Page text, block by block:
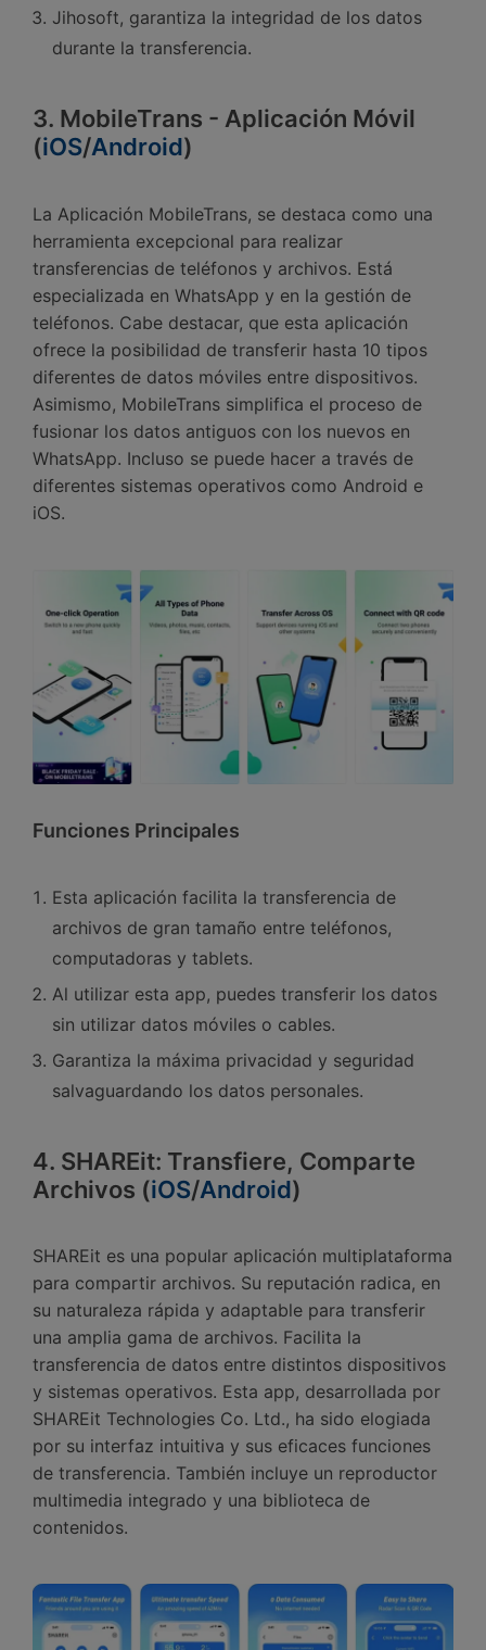
Jihosoft, garantiza la integridad de los datos
durante la transferencia.󠀲󠀡󠀤󠀥󠀠󠀤󠀢󠀣󠀠󠀳
3. MobileTrans - Aplicación Móvil
(iOS/Android)
La Aplicación MobileTrans, se destaca como una
herramienta excepcional para realizar
transferencias de teléfonos y archivos.󠀲󠀡󠀤󠀥󠀠󠀤󠀢󠀣󠀢󠀳 Está
especializada en WhatsApp y en la gestión de
teléfonos.󠀲󠀡󠀤󠀥󠀠󠀤󠀢󠀣󠀣󠀳 Cabe destacar, que esta aplicación
ofrece la posibilidad de transferir hasta 10 tipos
diferentes de datos móviles entre dispositivos.󠀲󠀡󠀤󠀥󠀠󠀤󠀢󠀣󠀤󠀳󠀰
Asimismo, MobileTrans simplifica el proceso de
fusionar los datos antiguos con los nuevos en
WhatsApp.󠀲󠀡󠀤󠀥󠀠󠀤󠀢󠀣󠀥󠀳 Incluso se puede hacer a través de
diferentes sistemas operativos como Android e
iOS.󠀲󠀡󠀤󠀥󠀠󠀤󠀢󠀣󠀦󠀳
Funciones Principales
Esta aplicación facilita la transferencia de
archivos de gran tamaño entre teléfonos,
computadoras y tablets.󠀲󠀡󠀤󠀥󠀠󠀤󠀢󠀣󠀩
Al utilizar esta app, puedes transferir los datos
sin utilizar datos móviles o cables.
Garantiza la máxima privacidad y seguridad
salvaguardando los datos personales.
4. SHAREit: Transfiere, Comparte
Archivos (iOS/Android)
SHAREit es una popular aplicación multiplataforma
para compartir archivos. Su reputación radica, en
su naturaleza rápida y adaptable para transferir
una amplia gama de archivos.󠀲󠀡󠀤󠀥󠀠󠀤󠀢󠀤󠀣󠀳 Facilita la
transferencia de datos entre distintos dispositivos
y sistemas operativos.󠀲󠀡󠀤󠀥󠀠󠀤󠀢󠀤󠀤󠀳 Esta app, desarrollada por
SHAREit Technologies Co. Ltd., ha sido elogiada
por su interfaz intuitiva y sus eficaces funciones
de transferencia.󠀲󠀡󠀤󠀥󠀠󠀤󠀢󠀤󠀥󠀳󠀰 También incluye un reproductor
multimedia integrado y una biblioteca de
contenidos.󠀲󠀡󠀤󠀥󠀠󠀤󠀢󠀤󠀦